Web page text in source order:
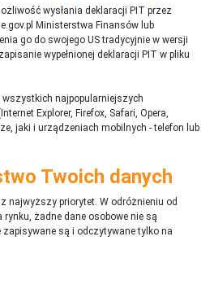
wysłania deklaracji PIT przez
Ministerstwa Finansów lub
go do swojego US tradycyjnie w wersji
wypełnionej deklaracji PIT w pliku
wszystkich najpopularniejszych
Explorer, Firefox, Safari, Opera,
jaki i urządzeniach mobilnych - telefon lub
Twoich danych
najwyższy priorytet. W odróżnieniu od
żadne dane osobowe nie są
zapisywane są i odczytywane tylko na